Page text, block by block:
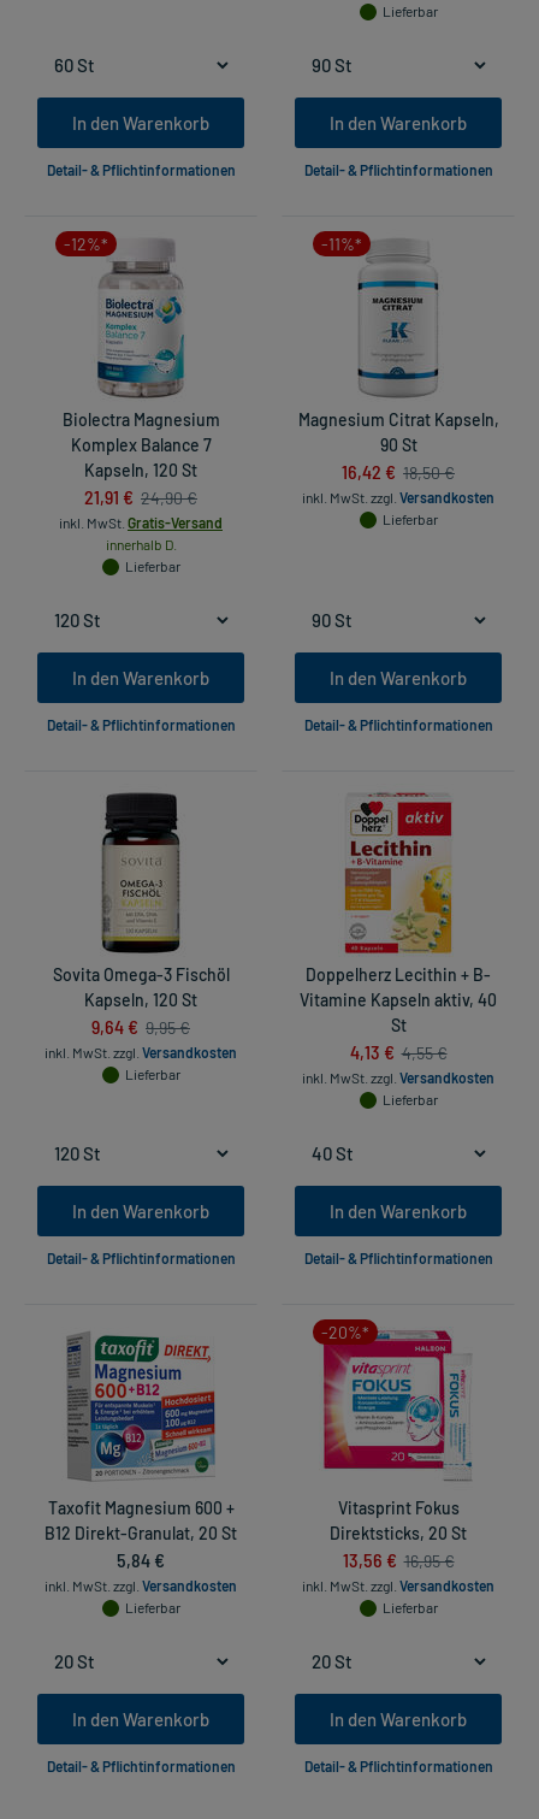
In den Warenkorb
Detail- & Pflichtinformationen
Lieferbar
In den Warenkorb
Detail- & Pflichtinformationen
-12%*
Biolectra Magnesium
Komplex Balance 7
Kapseln, 120 St
21,91 € 24,90 €
inkl. MwSt. Gratis-Versand
innerhalb D.
Lieferbar
In den Warenkorb
Detail- & Pflichtinformationen
-11%*
Magnesium Citrat Kapseln,
90 St
16,42 € 18,50 €
inkl. MwSt. zzgl. Versandkosten
Lieferbar
In den Warenkorb
Detail- & Pflichtinformationen
Sovita Omega-3 Fischöl
Kapseln, 120 St
9,64 € 9,95 €
inkl. MwSt. zzgl. Versandkosten
Lieferbar
In den Warenkorb
Detail- & Pflichtinformationen
Doppelherz Lecithin + B-
Vitamine Kapseln aktiv, 40
St
4,13 € 4,55 €
inkl. MwSt. zzgl. Versandkosten
Lieferbar
In den Warenkorb
Detail- & Pflichtinformationen
Taxofit Magnesium 600 +
B12 Direkt-Granulat, 20 St
5,84 €
inkl. MwSt. zzgl. Versandkosten
Lieferbar
In den Warenkorb
Detail- & Pflichtinformationen
-20%*
Vitasprint Fokus
Direktsticks, 20 St
13,56 € 16,95 €
inkl. MwSt. zzgl. Versandkosten
Lieferbar
In den Warenkorb
Detail- & Pflichtinformationen